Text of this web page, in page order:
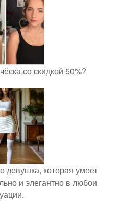
со скидкой 50%?
девушка, которая умеет
и элегантно в любои